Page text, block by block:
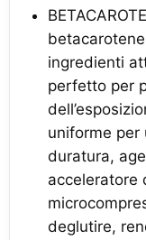
ingredienti
perfetto per
uniforme per
duratura,
acceleratore
deglutire,